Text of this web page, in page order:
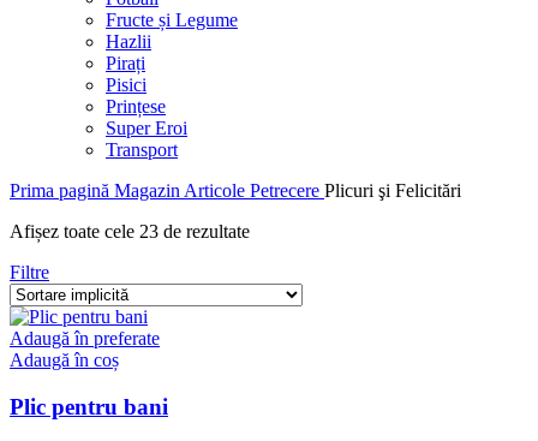
Fructe și Legume
Hazlii
Pirați
Pisici
Prințese
Super Eroi
Transport
Prima pagină MagazinArticole Petrecere Plicuri şi Felicitări
Afișez toate cele 23 de rezultate
Filtre
Adaugă în preferate
Adaugă în coș
Plic pentru bani